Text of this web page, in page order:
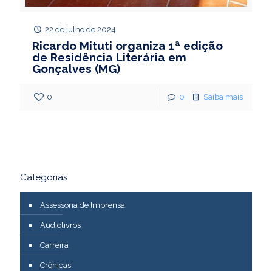
22 de julho de 2024
Ricardo Mituti organiza 1ª edição
de Residência Literária em
Gonçalves (MG)
0 0 Saiba mais
Categorias
Assessoria de Imprensa
Audiolivros
Carreira
Crônicas